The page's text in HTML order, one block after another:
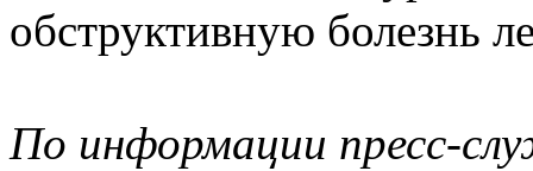
обструктивную болезнь
По информации пресс-